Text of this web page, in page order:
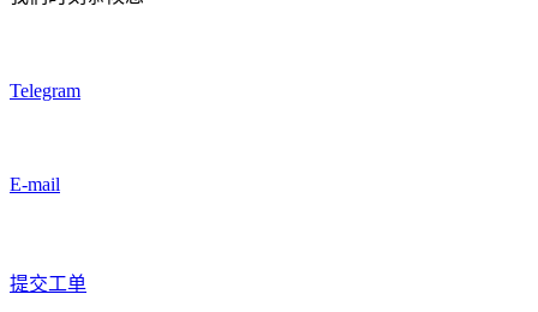
Telegram
E-mail
提交工单